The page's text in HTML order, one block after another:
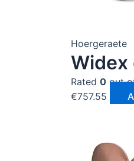
Hoergeraete
Widex
Rated 0 out
€757.55